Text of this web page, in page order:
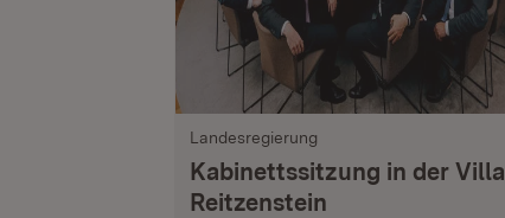
Landesregierung
Kabinettssitzung in der Villa
Reitzenstein